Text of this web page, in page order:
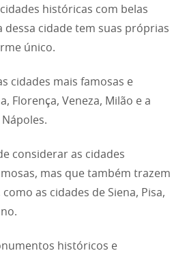
históricas com belas
dessa cidade tem suas próprias
único.
cidades mais famosas e
Florença, Veneza, Milão e a
considerar as cidades
mas que também trazem
as cidades de Siena, Pisa,
históricos e